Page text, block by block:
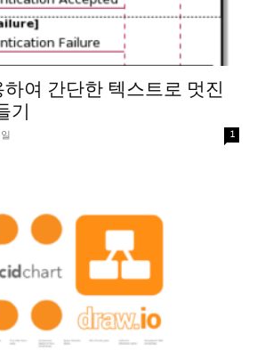
하여 간단한 텍스트로 멋진
기
1